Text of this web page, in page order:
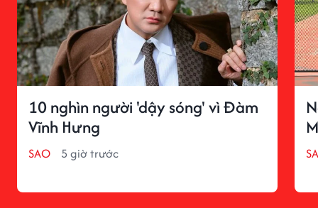
10 nghìn người 'dậy sóng' vì Đàm
Vĩnh Hưng
SAO 5 giờ trước